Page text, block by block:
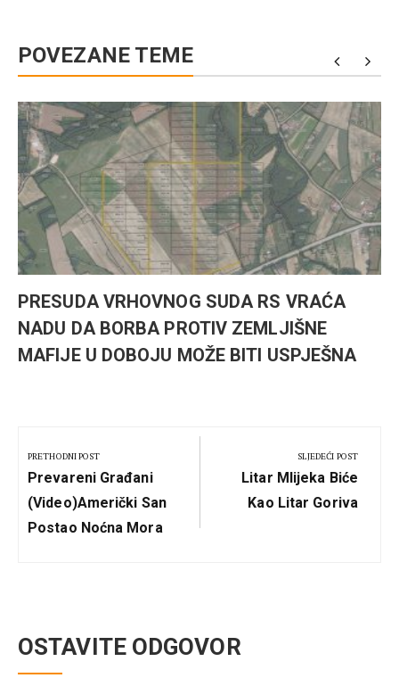
POVEZANE TEME
PRESUDA VRHOVNOG SUDA RS VRAĆA
NADU DA BORBA PROTIV ZEMLJIŠNE
MAFIJE U DOBOJU MOŽE BITI USPJEŠNA
članka
PRETHODNI POST
Previous
Post:
Prevareni Građani
(Video)Američki San
Postao Noćna Mora
SLJEDEĆI POST
Next
Post:
Litar Mlijeka Biće
Kao Litar Goriva
OSTAVITE ODGOVOR